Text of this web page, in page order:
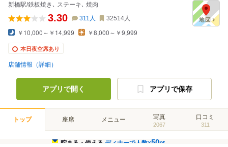
新橋駅/鉄板焼き､ ステーキ､ 焼肉
3.30 311 人 32514人
￥10,000～￥14,999 ￥8,000～￥9,999
本日夜空席あり
店舗情報（詳細）
アプリで開く アプリで保存
トップ 座席 メニュー 写真
2067
口コミ
311
貯まる・使えるディナーで人数×50pt